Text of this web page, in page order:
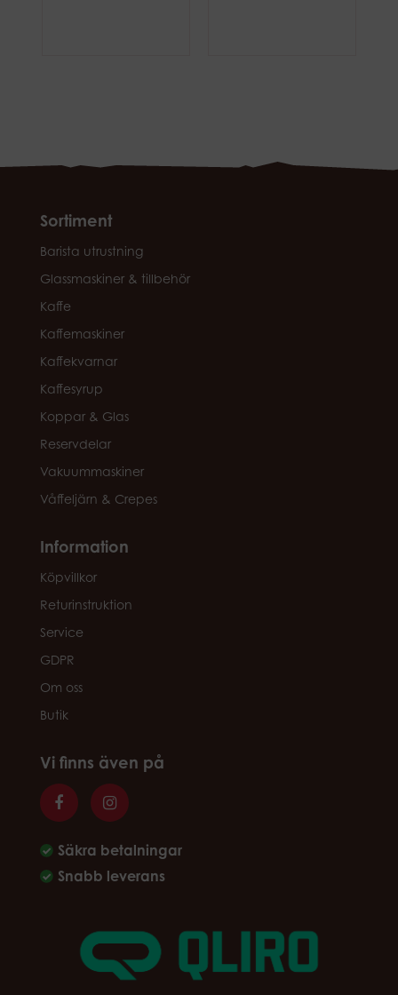
Sortiment
Barista utrustning
Glassmaskiner & tillbehör
Kaffe
Kaffemaskiner
Kaffekvarnar
Kaffesyrup
Koppar & Glas
Reservdelar
Vakuummaskiner
Våffeljärn & Crepes
Information
Köpvillkor
Returinstruktion
Service
GDPR
Om oss
Butik
Vi finns även på
Säkra betalningar
Snabb leverans